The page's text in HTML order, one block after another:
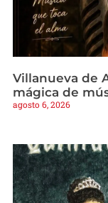
Villanueva de
mágica de
agosto 6, 2026